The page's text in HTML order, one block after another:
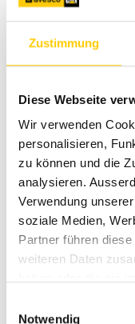
Zustimmung
Diese Webseite
Wir verwenden
personalisieren,
zu können und die
analysieren.
Verwendung
soziale Medien,
Partner führen
weiteren Daten
Notwendig
+41 79 892 12
Yoriko Toendury